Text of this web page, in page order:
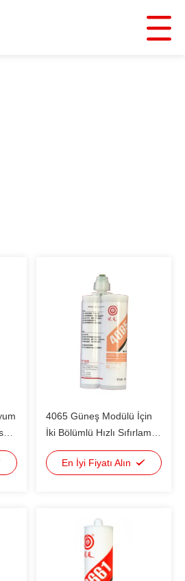
4065 Güneş Modülü İçin
İki Bölümlü Hızlı Sıfırlama
PV Modülü RTV Silikon
Sızdırıcı Alüminyum
En İyi Fiyatı Alın